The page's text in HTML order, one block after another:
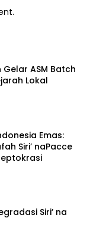
Gelar ASM Batch
Lokal
Emas:
Siri’ naPacce
Siri’ na